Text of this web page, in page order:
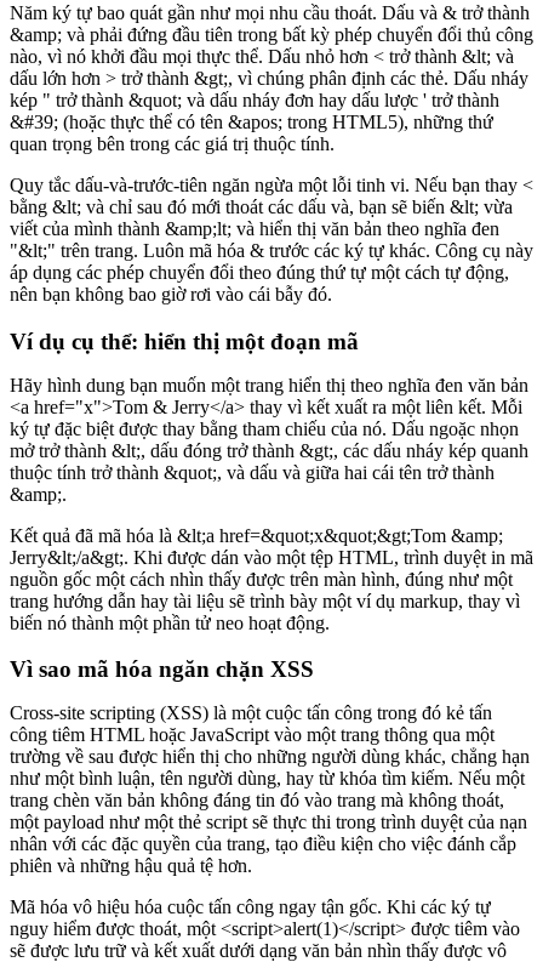
Năm ký tự bao quát gần như mọi nhu cầu thoát. Dấu và & trở thành
&amp; và phải đứng đầu tiên trong bất kỳ phép chuyển đổi thủ công
nào, vì nó khởi đầu mọi thực thể. Dấu nhỏ hơn < trở thành &lt; và
dấu lớn hơn > trở thành &gt;, vì chúng phân định các thẻ. Dấu nháy
kép " trở thành &quot; và dấu nháy đơn hay dấu lược ' trở thành
&#39; (hoặc thực thể có tên &apos; trong HTML5), những thứ
quan trọng bên trong các giá trị thuộc tính.
Quy tắc dấu-và-trước-tiên ngăn ngừa một lỗi tinh vi. Nếu bạn thay <
bằng &lt; và chỉ sau đó mới thoát các dấu và, bạn sẽ biến &lt; vừa
viết của mình thành &amp;lt; và hiển thị văn bản theo nghĩa đen
"&lt;" trên trang. Luôn mã hóa & trước các ký tự khác. Công cụ này
áp dụng các phép chuyển đổi theo đúng thứ tự một cách tự động,
nên bạn không bao giờ rơi vào cái bẫy đó.
Ví dụ cụ thể: hiển thị một đoạn mã
Hãy hình dung bạn muốn một trang hiển thị theo nghĩa đen văn bản
<a href="x">Tom & Jerry</a> thay vì kết xuất ra một liên kết. Mỗi
ký tự đặc biệt được thay bằng tham chiếu của nó. Dấu ngoặc nhọn
mở trở thành &lt;, dấu đóng trở thành &gt;, các dấu nháy kép quanh
thuộc tính trở thành &quot;, và dấu và giữa hai cái tên trở thành
&amp;.
Kết quả đã mã hóa là &lt;a href=&quot;x&quot;&gt;Tom &amp;
Jerry&lt;/a&gt;. Khi được dán vào một tệp HTML, trình duyệt in mã
nguồn gốc một cách nhìn thấy được trên màn hình, đúng như một
trang hướng dẫn hay tài liệu sẽ trình bày một ví dụ markup, thay vì
biến nó thành một phần tử neo hoạt động.
Vì sao mã hóa ngăn chặn XSS
Cross-site scripting (XSS) là một cuộc tấn công trong đó kẻ tấn
công tiêm HTML hoặc JavaScript vào một trang thông qua một
trường về sau được hiển thị cho những người dùng khác, chẳng hạn
như một bình luận, tên người dùng, hay từ khóa tìm kiếm. Nếu một
trang chèn văn bản không đáng tin đó vào trang mà không thoát,
một payload như một thẻ script sẽ thực thi trong trình duyệt của nạn
nhân với các đặc quyền của trang, tạo điều kiện cho việc đánh cắp
phiên và những hậu quả tệ hơn.
Mã hóa vô hiệu hóa cuộc tấn công ngay tận gốc. Khi các ký tự
nguy hiểm được thoát, một <script>alert(1)</script> được tiêm vào
sẽ được lưu trữ và kết xuất dưới dạng văn bản nhìn thấy được vô